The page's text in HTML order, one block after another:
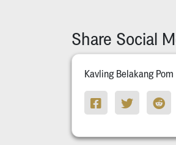
Share Social
Kavling Belakang